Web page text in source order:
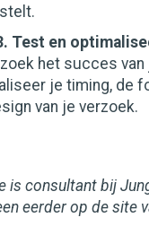
Test en
het succes van
je timing, de
van je verzoek.
is consultant bij
eerder op de site